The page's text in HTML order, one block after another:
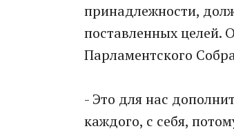
принадлежности,
поставленных целей.
Парламентского
- Это для нас
каждого, с себя,